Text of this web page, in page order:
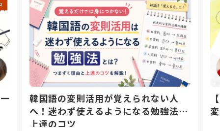
韓国語の変則活用が覚えられない人
へ！迷わず使えるようになる勉強法と
上達のコツ